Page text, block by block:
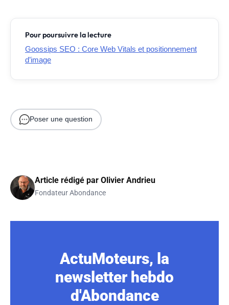
Pour poursuivre la lecture
Goossips SEO : Core Web Vitals et positionnement
d’image
Poser une question
Article rédigé par Olivier Andrieu
Fondateur Abondance
ActuMoteurs, la
newsletter hebdo
d'Abondance